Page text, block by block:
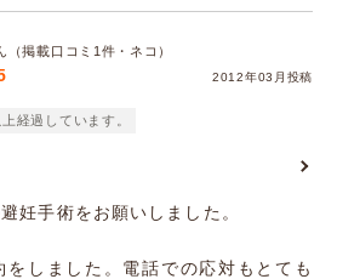
掲載口コミ1件・ネコ）
2012年03月投稿
経過しています。
妊手術をお願いしました。
をしました。電話での応対もとても